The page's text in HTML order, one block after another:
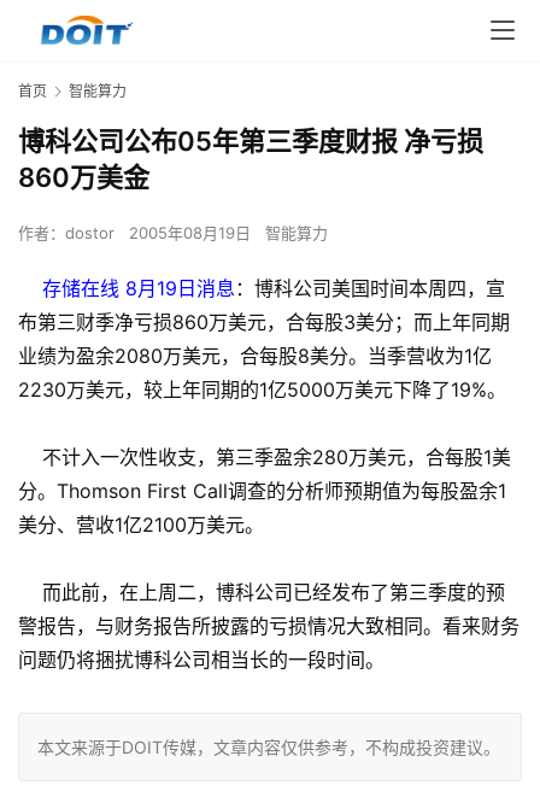
首页 智能算力
博科公司公布05年第三季度财报 净亏损
860万美金
作者： dostor 2005年08月19日 智能算力
存储在线 8月19日消息 ：博科公司美国时间本周四，宣
布第三财季净亏损860万美元，合每股3美分；而上年同期
业绩为盈余2080万美元，合每股8美分。当季营收为1亿
2230万美元，较上年同期的1亿5000万美元下降了19%。
不计入一次性收支，第三季盈余280万美元，合每股1美
分。Thomson First Call调查的分析师预期值为每股盈余1
美分、营收1亿2100万美元。
而此前，在上周二，博科公司已经发布了第三季度的预
警报告，与财务报告所披露的亏损情况大致相同。看来财务
问题仍将捆扰博科公司相当长的一段时间。
本文来源于DOIT传媒，文章内容仅供参考，不构成投资建议。